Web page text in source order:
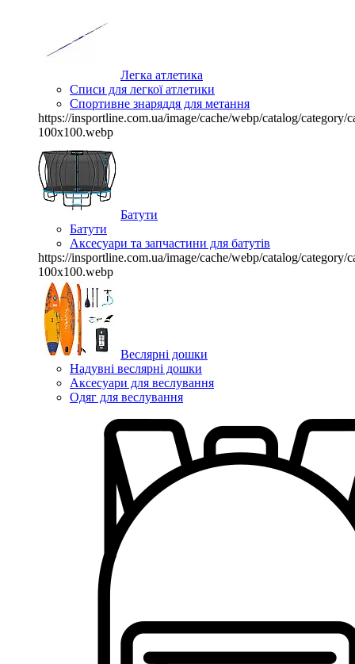
Легка атлетика
Списи для легкої атлетики
Спортивне знаряддя для метання
https://insportline.com.ua/image/cache/webp/catalog/category/
100x100.webp
Батути
Батути
Аксесуари та запчастини для батутів
https://insportline.com.ua/image/cache/webp/catalog/category/
100x100.webp
Веслярні дошки
Надувні веслярні дошки
Аксесуари для веслування
Одяг для веслування